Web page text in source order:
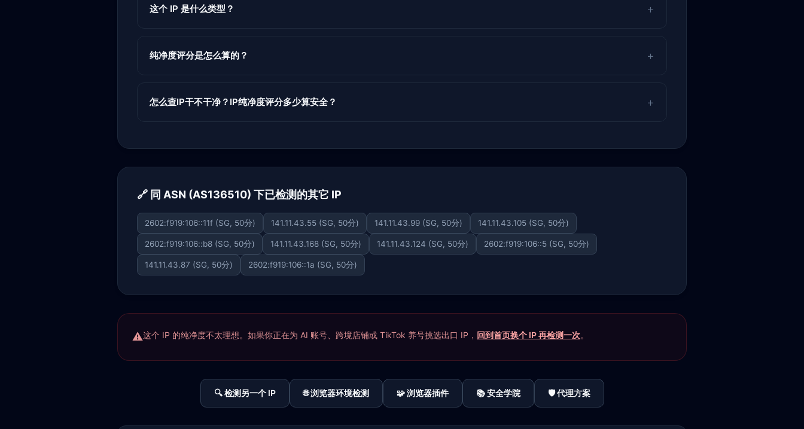
这个 IP 是什么类型？
纯净度评分是怎么算的？
怎么查IP干不干净？IP纯净度评分多少算安全？
🔗 同 ASN (AS136510) 下已检测的其它 IP
2602:f919:106::11f (SG, 50分) 141.11.43.55 (SG, 50分) 141.11.43.99 (SG, 50分) 141.11.43.105 (SG, 50分)
2602:f919:106::b8 (SG, 50分) 141.11.43.168 (SG, 50分) 141.11.43.124 (SG, 50分) 2602:f919:106::5 (SG, 50分)
141.11.43.87 (SG, 50分) 2602:f919:106::1a (SG, 50分)
这个 IP 的纯净度不太理想。如果你正在为 AI 账号、跨境店铺或 TikTok 养号挑选出口 IP， 回到首页换个 IP 再检测一次。
🔍 检测另一个 IP 🌐 浏览器环境检测 🧩 浏览器插件 📚 安全学院 🛡️ 代理方案